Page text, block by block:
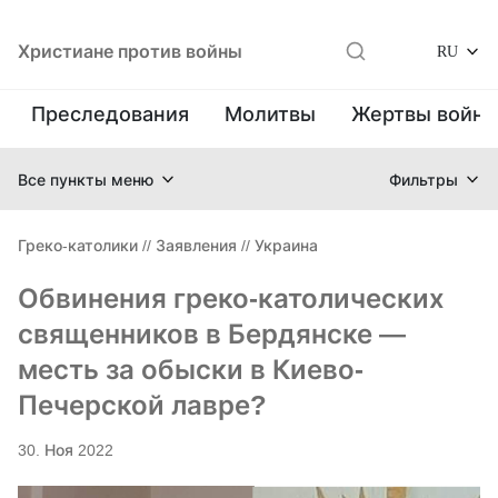
Христиане против войны RU
Преследования Молитвы Жертвы
Все пункты меню Фильтры
Греко-католики // Заявления // Украина
Обвинения греко-католических
священников в Бердянске —
месть за обыски в Киево-
Печерской лавре?
30. Ноя 2022